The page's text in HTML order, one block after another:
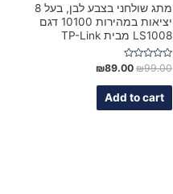
מתג שולחני בצבע לבן, בעל 8
יציאות במהירות 10100 דגם
LS1008 מבית TP-Link
Rated
out
₪99.00
₪89.00
Add to cart